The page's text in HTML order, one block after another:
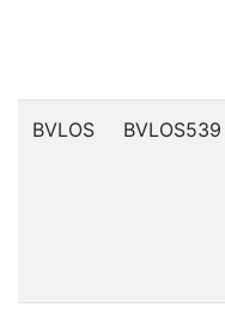
BVLOS BVLOS539